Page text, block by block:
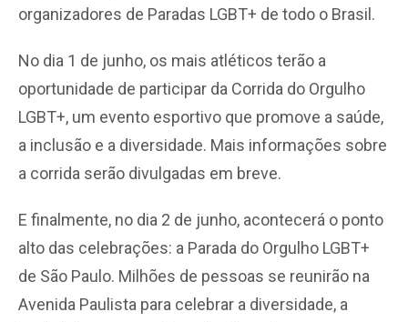
organizadores de Paradas LGBT+ de todo o Brasil.
No dia 1 de junho, os mais atléticos terão a
oportunidade de participar da Corrida do Orgulho
LGBT+, um evento esportivo que promove a saúde,
a inclusão e a diversidade. Mais informações sobre
a corrida serão divulgadas em breve.
E finalmente, no dia 2 de junho, acontecerá o ponto
alto das celebrações: a Parada do Orgulho LGBT+
de São Paulo. Milhões de pessoas se reunirão na
Avenida Paulista para celebrar a diversidade, a